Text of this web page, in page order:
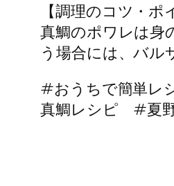
【調理のコツ・ポ
真鯛のポワレは身
う場合には、バル
#おうちで簡単
真鯛レシピ #夏